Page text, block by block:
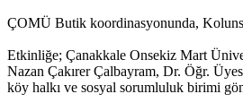
ÇOMÜ Butik koordinasyonunda,
Etkinliğe; Çanakkale Onsekiz Mart
Nazan Çakırer Çalbayram, Dr. Öğr.
köy halkı ve sosyal sorumluluk birimi